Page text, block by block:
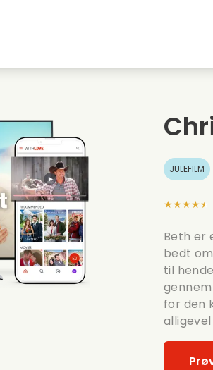
JULEFILM
★★★★★
Beth er
bedt
til
for den